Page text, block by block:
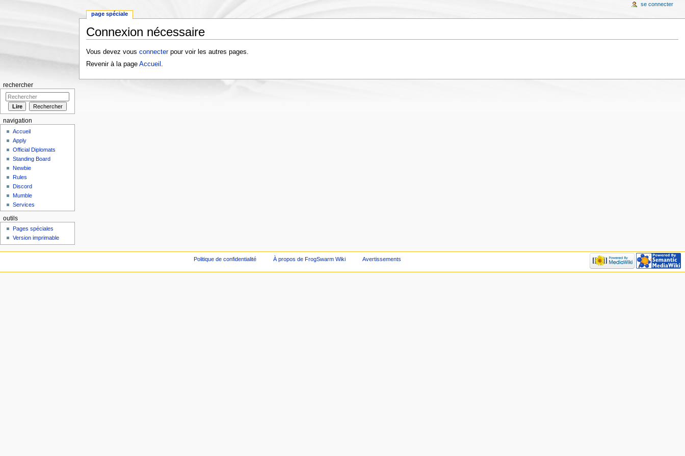
Connexion nécessaire
Vous devez vous connecterpour voir les autres pages.
Revenir à la page Accueil .
page spéciale
se connecter
rechercher
navigation
Accueil
Apply
Official Diplomats
Standing Board
Newbie
Rules
Discord
Mumble
Services
outils
Pages spéciales
Version imprimable
Politique de confidentialité À propos de FrogSwarm Wiki Avertissements